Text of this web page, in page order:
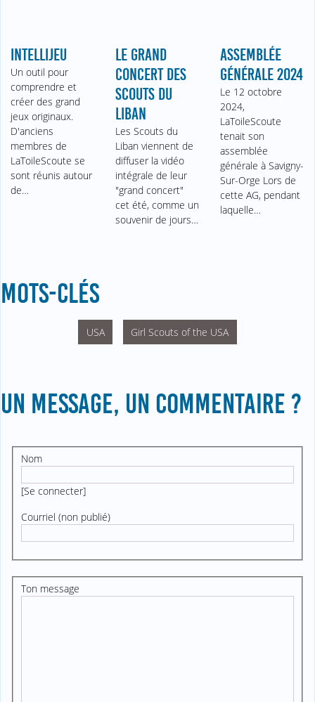
INTELLIJEU
Un outil pour
comprendre et
créer des grand
jeux originaux.
D'anciens
membres de
LaToileScoute se
sont réunis autour
de…
LE GRAND
CONCERT DES
SCOUTS DU
LIBAN
Les Scouts du
Liban viennent de
diffuser la vidéo
intégrale de leur
"grand concert"
cet été, comme un
souvenir de jours…
ASSEMBLÉE
GÉNÉRALE 2024
Le 12 octobre
2024,
LaToileScoute
tenait son
assemblée
générale à Savigny-
Sur-Orge Lors de
cette AG, pendant
laquelle…
MOTS-CLÉS
USA Girl Scouts of the USA
UN MESSAGE, UN COMMENTAIRE ?
Nom
[Se connecter]
Courriel (non publié)
Ton message